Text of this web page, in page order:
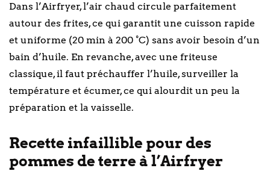
Dans l’Airfryer, l’air chaud circule parfaitement
autour des frites, ce qui garantit une cuisson rapide
et uniforme (20 min à 200 °C) sans avoir besoin d’un
bain d’huile. En revanche, avec une friteuse
classique, il faut préchauffer l’huile, surveiller la
température et écumer, ce qui alourdit un peu la
préparation et la vaisselle.
Recette infaillible pour des
pommes de terre à l’Airfryer